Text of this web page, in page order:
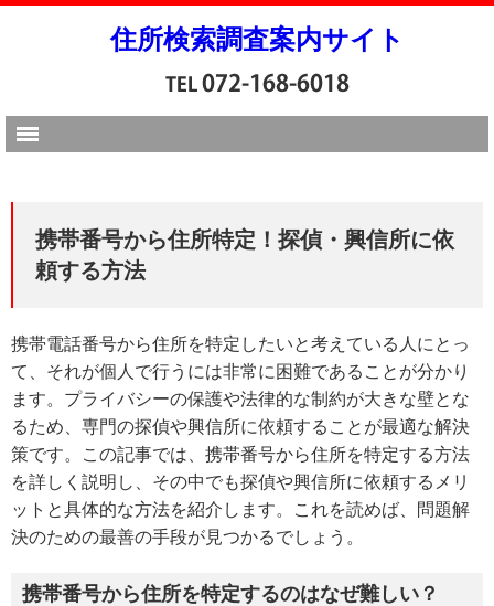
住所検索調査案内サイト
携帯番号から住所特定！探偵・興信所に依
頼する方法
携帯電話番号から住所を特定したいと考えている人にとっ
て、それが個人で行うには非常に困難であることが分かり
ます。プライバシーの保護や法律的な制約が大きな壁とな
るため、専門の探偵や興信所に依頼することが最適な解決
策です。この記事では、携帯番号から住所を特定する方法
を詳しく説明し、その中でも探偵や興信所に依頼するメリ
ットと具体的な方法を紹介します。これを読めば、問題解
決のための最善の手段が見つかるでしょう。
携帯番号から住所を特定するのはなぜ難しい？